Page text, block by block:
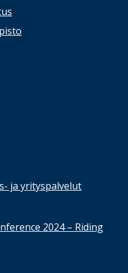
ja yrityspalvelut
2024 – Riding